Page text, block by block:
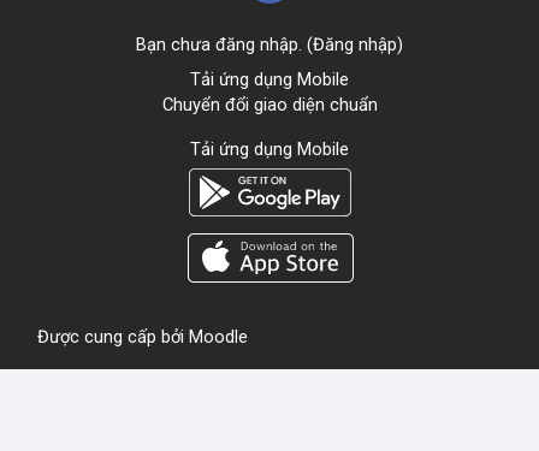
Bạn chưa đăng nhập. (Đăng nhập)
Tải ứng dụng Mobile
Chuyển đổi giao diện chuẩn
Tải ứng dụng Mobile
Được cung cấp bởi Moodle